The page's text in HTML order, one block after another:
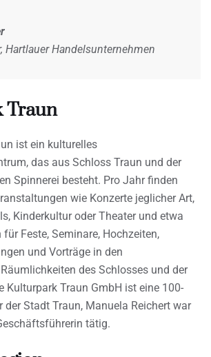
Hartlauer Handelsunternehmen
Traun
ist ein kulturelles
das aus Schloss Traun und der
Spinnerei besteht. Pro Jahr finden
wie Konzerte jeglicher Art,
Kinderkultur oder Theater und etwa
Feste, Seminare, Hochzeiten,
und Vorträge in den
des Schlosses und der
Kulturpark Traun GmbH ist eine 100-
der Stadt Traun, Manuela Reichert war
tätig.